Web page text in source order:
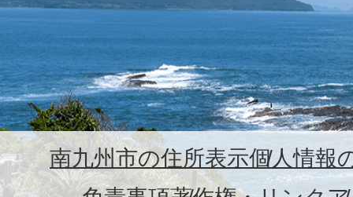
南九州市の住所表示個人情報